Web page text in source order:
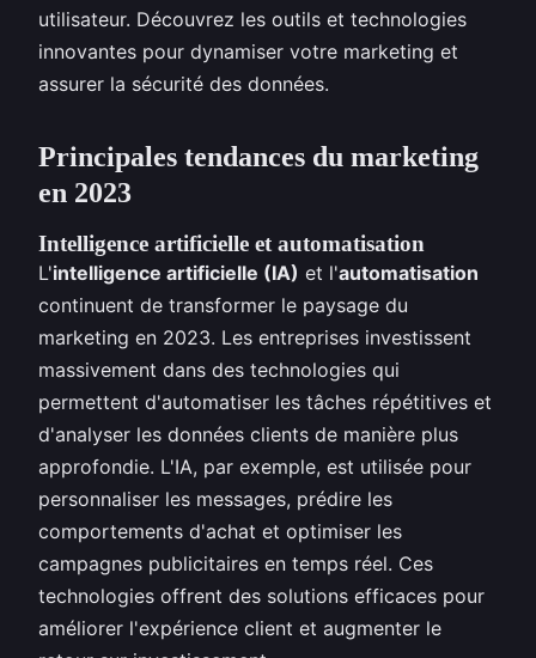
utilisateur. Découvrez les outils et technologies
innovantes pour dynamiser votre marketing et
assurer la sécurité des données.
Principales tendances du marketing
en 2023
Intelligence artificielle et automatisation
L'intelligence artificielle (IA) et l'automatisation
continuent de transformer le paysage du
marketing en 2023. Les entreprises investissent
massivement dans des technologies qui
permettent d'automatiser les tâches répétitives et
d'analyser les données clients de manière plus
approfondie. L'IA, par exemple, est utilisée pour
personnaliser les messages, prédire les
comportements d'achat et optimiser les
campagnes publicitaires en temps réel. Ces
technologies offrent des solutions efficaces pour
améliorer l'expérience client et augmenter le